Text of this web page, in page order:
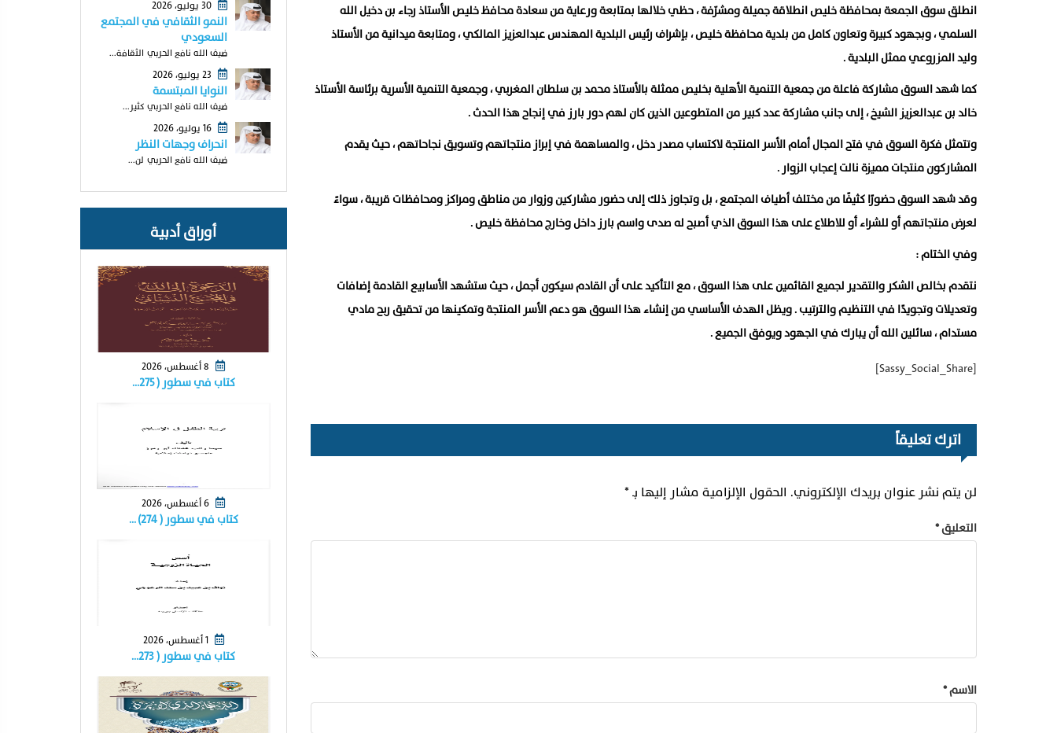
انطلق سوق الجمعة بمحافظة خليص انطلاقة جميلة ومشرّفة ، حظي خلالها بمتابعة ورعاية من سعادة محافظ خليص الأستاذ رجاء بن دخيل الله
السلمي ، وبجهود كبيرة وتعاون كامل من بلدية محافظة خليص ، بإشراف رئيس البلدية المهندس عبدالعزيز المالكي ، ومتابعة ميدانية من الأستاذ
وليد المزروعي ممثل البلدية .
كما شهد السوق مشاركة فاعلة من جمعية التنمية الأهلية بخليص ممثلة بالأستاذ محمد بن سلطان المغربي ، وجمعية التنمية الأسرية برئاسة الأستاذ
خالد بن عبدالعزيز الشيخ ، إلى جانب مشاركة عدد كبير من المتطوعين الذين كان لهم دور بارز في إنجاح هذا الحدث .
وتتمثل فكرة السوق في فتح المجال أمام الأسر المنتجة لاكتساب مصدر دخل ، والمساهمة في إبراز منتجاتهم وتسويق نجاحاتهم ، حيث يقدم
المشاركون منتجات مميزة نالت إعجاب الزوار .
وقد شهد السوق حضورًا كثيفًا من مختلف أطياف المجتمع ، بل وتجاوز ذلك إلى حضور مشاركين وزوار من مناطق ومراكز ومحافظات قريبة ، سواءً
لعرض منتجاتهم أو للشراء أو للاطلاع على هذا السوق الذي أصبح له صدى واسم بارز داخل وخارج محافظة خليص .
وفي الختام :
نتقدم بخالص الشكر والتقدير لجميع القائمين على هذا السوق ، مع التأكيد على أن القادم سيكون أجمل ، حيث ستشهد الأسابيع القادمة إضافات
وتعديلات وتجويدًا في التنظيم والترتيب . ويظل الهدف الأساسي من إنشاء هذا السوق هو دعم الأسر المنتجة وتمكينها من تحقيق ربح مادي
مستدام ، سائلين الله أن يبارك في الجهود ويوفق الجميع .
[Sassy_Social_Share]
اترك تعليقاً
لن يتم نشر عنوان بريدك الإلكتروني. الحقول الإلزامية مشار إليها بـ*
التعليق*
الاسم*
النمو الثقافي في المجتمع
السعودي
ضيف الله نافع الحربي الثقافة...
النوايا المبتسمة
ضيف الله نافع الحربي كثير...
انحراف وجهات النظر
ضيف الله نافع الحربي لن...
أوراق أدبية
كتاب في سطور ( ٢٧٥…
كتاب في سطور ( ٢٧٤) …
1 أغسطس، 2026
كتاب في سطور ( ٢٧٣…